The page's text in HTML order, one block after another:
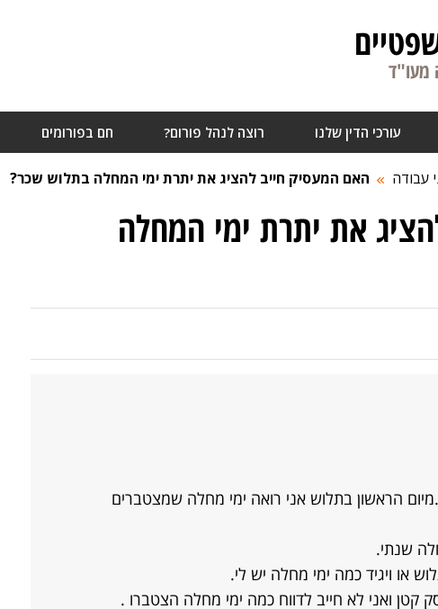
מעו"ד
עורכי הדין שלנו רוצה לנהל פורום? חם בפורומים
עבודה האם המעסיק חייב להציג את יתרת ימי המחלה בתלוש שכר?
את יתרת ימי המחלה
במפעל קטן 15 איש.מיום הראשון בתלוש אני רואה ימי מחלה שמצטברים
או ויגיד כמה ימי מחלה יש לי.
ואני לא חייב לדווח כמה ימי מחלה הצטברו .